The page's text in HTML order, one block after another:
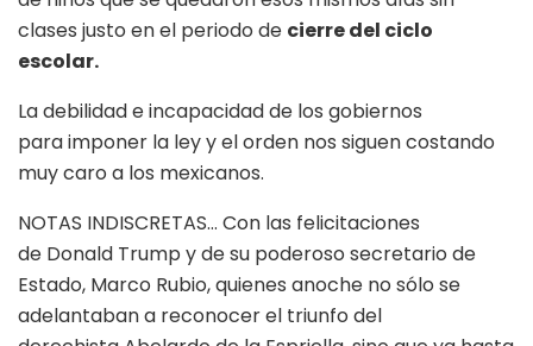
clases justo en el periodo de cierre del ciclo
escolar.
La debilidad e incapacidad de los gobiernos
para imponer la ley y el orden nos siguen costando
muy caro a los mexicanos.
NOTAS INDISCRETAS… Con las felicitaciones
de Donald Trump y de su poderoso secretario de
Estado, Marco Rubio, quienes anoche no sólo se
adelantaban a reconocer el triunfo del